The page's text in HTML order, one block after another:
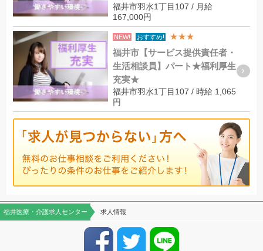
福井市羽水1丁目107 / 月給
167,000円
NEW! おすすめ! ★★★
福井市【サービス提供責任者・
生活相談員】パート★福利厚生
充実★
福井市羽水1丁目107 / 時給 1,065
円
福井医療・介護求人センター 求人情報